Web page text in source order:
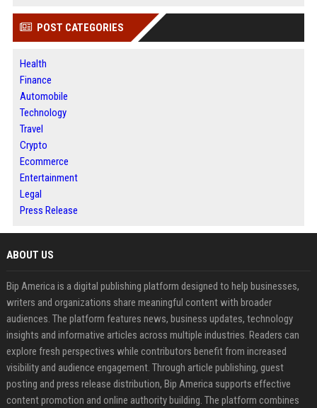
POST CATEGORIES
Health
Finance
Automobile
Technology
Travel
Crypto
Ecommerce
Entertainment
Legal
Press Release
ABOUT US
Bip America is a digital publishing platform designed to help businesses,
writers and organizations share meaningful content with broader
audiences. The platform features news, business updates, technology
insights and informative articles across multiple industries. Readers can
explore fresh perspectives while contributors benefit from increased
visibility and audience engagement. Through article publishing, guest
posting and press release distribution, Bip America supports effective
content promotion and online authority building. The platform combines